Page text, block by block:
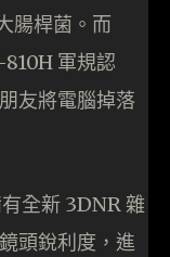
腸桿菌。而
軍規認
友將電腦掉落
全新 3DNR 雜
頭銳利度，進